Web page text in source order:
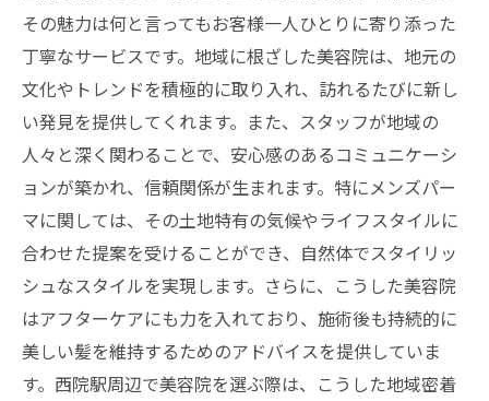
その魅力は何と言ってもお客様一人ひとりに寄り添った
丁寧なサービスです。地域に根ざした美容院は、地元の
文化やトレンドを積極的に取り入れ、訪れるたびに新し
い発見を提供してくれます。また、スタッフが地域の
人々と深く関わることで、安心感のあるコミュニケーシ
ョンが築かれ、信頼関係が生まれます。特にメンズパー
マに関しては、その土地特有の気候やライフスタイルに
合わせた提案を受けることができ、自然体でスタイリッ
シュなスタイルを実現します。さらに、こうした美容院
はアフターケアにも力を入れており、施術後も持続的に
美しい髪を維持するためのアドバイスを提供していま
す。西院駅周辺で美容院を選ぶ際は、こうした地域密着